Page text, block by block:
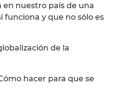
nuestro país de una
funciona y que no sólo es
de la
hacer para que se